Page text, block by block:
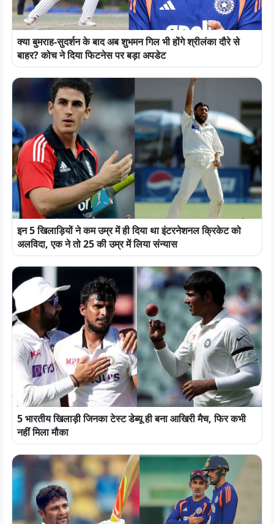
क्या बुमराह-सुदर्शन के बाद अब शुभमन गिल भी होंगे श्रीलंका दौरे से
बाहर? कोच ने दिया फिटनेस पर बड़ा अपडेट
इन 5 खिलाड़ियों ने कम उम्र में ही दिया था इंटरनेशनल क्रिकेट को
अलविदा, एक ने तो 25 की उम्र में लिया संन्यास
5 भारतीय खिलाड़ी जिनका टेस्ट डेब्यू ही बना आखिरी मैच, फिर कभी
नहीं मिला मौका